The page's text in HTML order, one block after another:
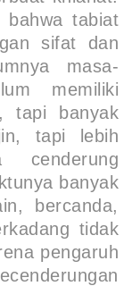
bahwa tabiat
sifat dan
masa-
memiliki
tapi banyak
tapi lebih
cenderung
banyak
bercanda,
tidak
pengaruh